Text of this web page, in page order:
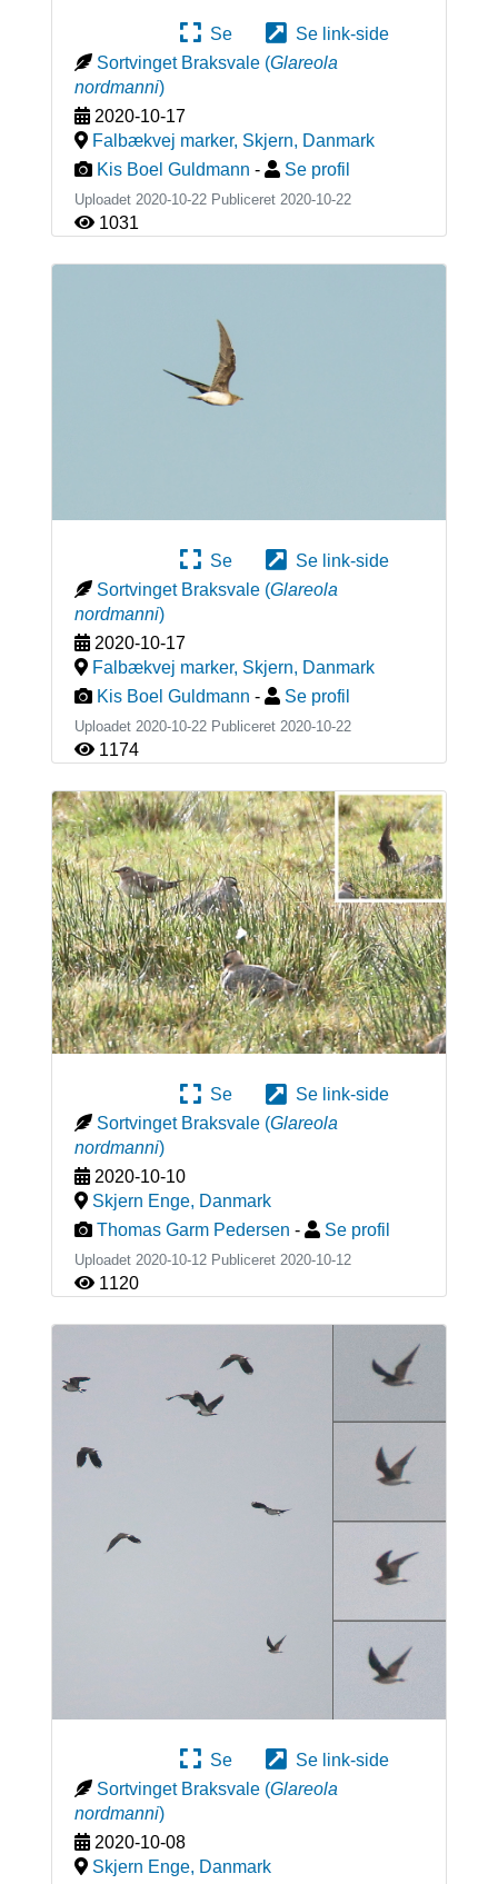
Se
Se link-side
Sortvinget Braksvale (Glareola
nordmanni)
2020-10-17
Falbækvej marker, Skjern, Danmark
Kis Boel Guldmann - Se profil
Uploadet 2020-10-22 Publiceret 2020-10-22
1031
Se
Se link-side
Sortvinget Braksvale (Glareola
nordmanni)
2020-10-17
Falbækvej marker, Skjern, Danmark
Kis Boel Guldmann - Se profil
Uploadet 2020-10-22 Publiceret 2020-10-22
1174
Se
Se link-side
Sortvinget Braksvale (Glareola
nordmanni)
2020-10-10
Skjern Enge, Danmark
Thomas Garm Pedersen - Se profil
Uploadet 2020-10-12 Publiceret 2020-10-12
1120
Se
Se link-side
Sortvinget Braksvale (Glareola
nordmanni)
2020-10-08
Skjern Enge, Danmark